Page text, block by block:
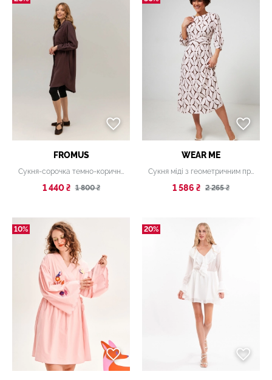
FROMUS
Сукня-сорочка темно-коричнева
1 440 ₴ 1 800 ₴
WEAR ME
Сукня міді з геометричним принтом і поясом
1 586 ₴ 2 265 ₴
10% 20%